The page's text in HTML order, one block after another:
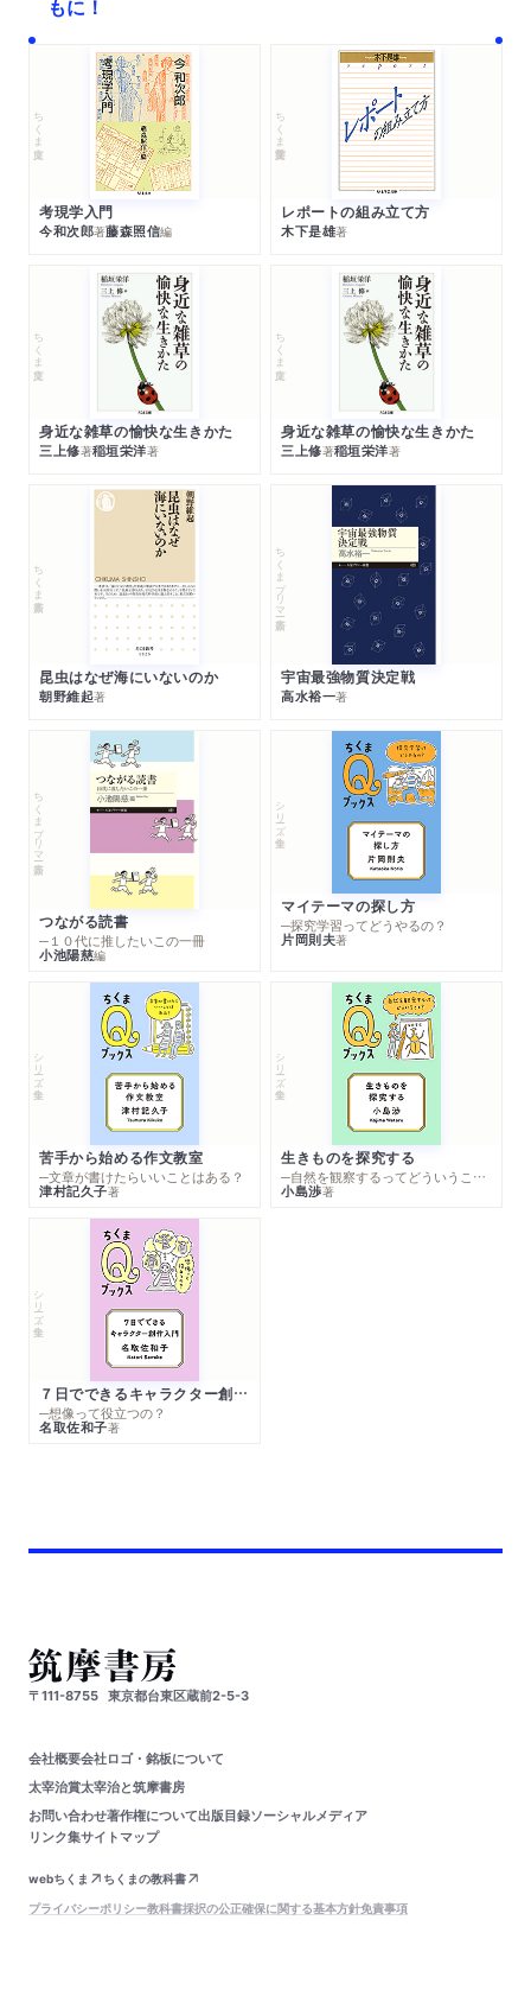
もに！
ちくま文庫
考現学入門
今和次郎著藤森照信編
ちくま学芸文庫
レポートの組み立て方
木下是雄著
ちくま文庫
身近な雑草の愉快な生きかた
三上修著稲垣栄洋著
ちくま文庫
身近な雑草の愉快な生きかた
三上修著稲垣栄洋著
ちくま新書
昆虫はなぜ海にいないのか
朝野維起著
ちくまプリマー新書
宇宙最強物質決定戦
高水裕一著
ちくまプリマー新書
つながる読書
─１０代に推したいこの一冊
小池陽慈編
シリーズ・全集
マイテーマの探し方
─探究学習ってどうやるの？
片岡則夫著
シリーズ・全集
苦手から始める作文教室
─文章が書けたらいいことはある？
津村記久子著
シリーズ・全集
生きものを探究する
─自然を観察するってどういうこと？
小島渉著
シリーズ・全集
７日でできるキャラクター創作入門
─想像って役立つの？
名取佐和子著
〒111-8755 東京都台東区蔵前2-5-3
会社概要会社ロゴ・銘板について
太宰治賞太宰治と筑摩書房
お問い合わせ著作権について出版目録ソーシャルメディア
リンク集サイトマップ
webちくま
ちくまの教科書
プライバシーポリシー教科書採択の公正確保に関する基本方針免責事項